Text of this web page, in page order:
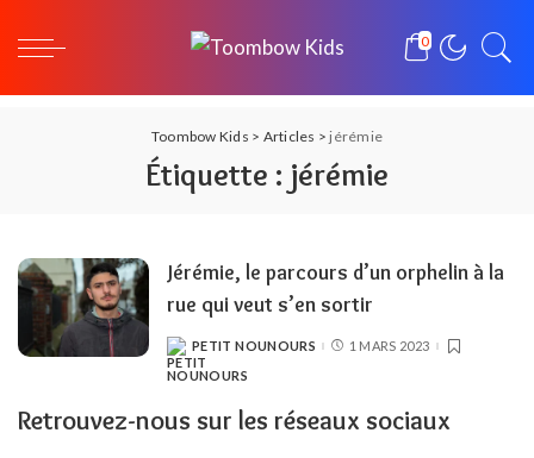
0
Toombow Kids > Articles > jérémie
Étiquette : jérémie
Jérémie, le parcours d’un orphelin à la
rue qui veut s’en sortir
POSTED
BY
PETIT NOUNOURS 1 MARS 2023
Retrouvez-nous sur les réseaux sociaux